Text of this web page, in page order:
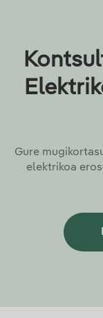
Gure
elektrikoa